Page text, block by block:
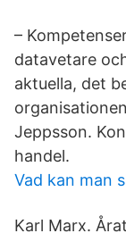
–
datavetare
aktuella, det
Jeppsson.
handel.
Vad kan man
Karl Marx.